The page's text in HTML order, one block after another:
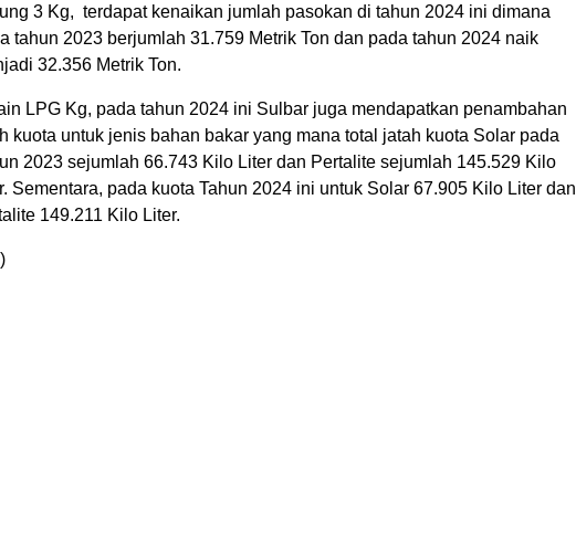
3 Kg, terdapat kenaikan jumlah pasokan di tahun 2024 ini dimana
tahun 2023 berjumlah 31.759 Metrik Ton dan pada tahun 2024 naik
32.356 Metrik Ton.
LPG Kg, pada tahun 2024 ini Sulbar juga mendapatkan penambahan
kuota untuk jenis bahan bakar yang mana total jatah kuota Solar pada
2023 sejumlah 66.743 Kilo Liter dan Pertalite sejumlah 145.529 Kilo
Sementara, pada kuota Tahun 2024 ini untuk Solar 67.905 Kilo Liter dan
149.211 Kilo Liter.